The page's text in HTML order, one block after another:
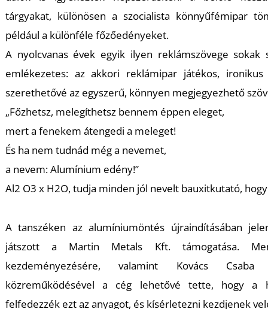
tárgyakat, különösen a szocialista könnyűfémipar
például a különféle főzőedényeket.
A nyolcvanas évek egyik ilyen reklámszövege sokak
emlékezetes: az akkori reklámipar játékos,
szerethetővé az egyszerű, könnyen megjegyezhető
„Főzhetsz, melegíthetsz bennem éppen eleget,
mert a fenekem átengedi a meleget!
És ha nem tudnád még a nevemet,
a nevem: Alumínium edény!”
Al2 O3 x H2O, tudja minden jól nevelt bauxitkutató,
A tanszéken az alumíniumöntés újraindításában
játszott a Martin Metals Kft. támogatása.
kezdeményezésére, valamint Kovács Csaba
közreműködésével a cég lehetővé tette, hogy a
felfedezzék ezt az anyagot, és kísérletezni kezdjenek